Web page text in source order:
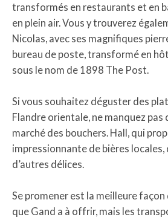
transformés en restaurants et en
en plein air. Vous y trouverez
Nicolas, avec ses magnifiques
bureau de poste, transformé en
sous le nom de 1898 The Post.
Si vous souhaitez déguster des
Flandre orientale, ne manquez pas
marché des bouchers. Hall, qui
impressionnante de bières
d’autres délices.
Se promener est la meilleure
que Gand a à offrir, mais les